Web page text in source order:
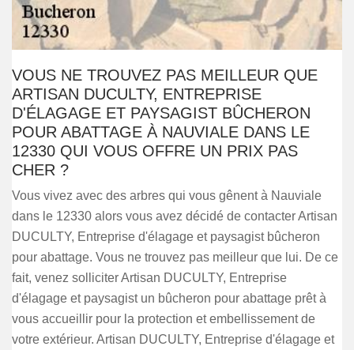
VOUS NE TROUVEZ PAS MEILLEUR QUE
ARTISAN DUCULTY, ENTREPRISE
D'ÉLAGAGE ET PAYSAGIST BÛCHERON
POUR ABATTAGE À NAUVIALE DANS LE
12330 QUI VOUS OFFRE UN PRIX PAS
CHER ?
Vous vivez avec des arbres qui vous gênent à Nauviale
dans le 12330 alors vous avez décidé de contacter Artisan
DUCULTY, Entreprise d'élagage et paysagist bûcheron
pour abattage. Vous ne trouvez pas meilleur que lui. De ce
fait, venez solliciter Artisan DUCULTY, Entreprise
d'élagage et paysagist un bûcheron pour abattage prêt à
vous accueillir pour la protection et embellissement de
votre extérieur. Artisan DUCULTY, Entreprise d'élagage et